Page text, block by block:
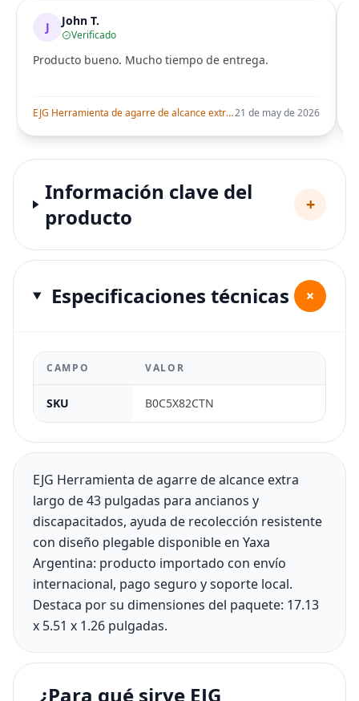
J John T.
Verificado
Producto bueno. Mucho tiempo de entrega.
EJG Herramienta de agarre de alcance extra largo de 43 pulgadas para ancianos y discapacitados, ayuda de recolección resistente con diseño plegable,21 de may de 2026
Información clave del
producto
+
Especificaciones técnicas +
CAMPO VALOR
SKU B0C5X82CTN
EJG Herramienta de agarre de alcance extra
largo de 43 pulgadas para ancianos y
discapacitados, ayuda de recolección resistente
con diseño plegable disponible en Yaxa
Argentina: producto importado con envío
internacional, pago seguro y soporte local.
Destaca por su dimensiones del paquete: 17.13
x 5.51 x 1.26 pulgadas.
¿Para qué sirve EJG